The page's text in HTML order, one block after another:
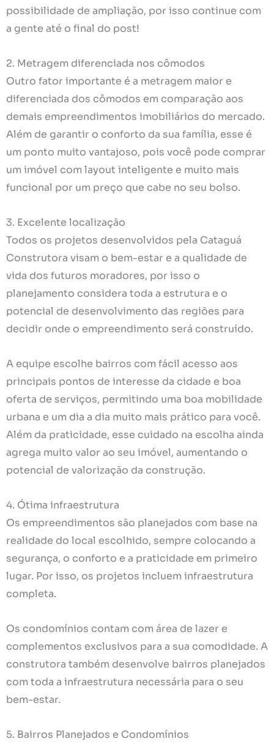
possibilidade de ampliação, por isso continue com
a gente até o final do post!
2. Metragem diferenciada nos cômodos
Outro fator importante é a metragem maior e
diferenciada dos cômodos em comparação aos
demais empreendimentos imobiliários do mercado.
Além de garantir o conforto da sua família, esse é
um ponto muito vantajoso, pois você pode comprar
um imóvel com layout inteligente e muito mais
funcional por um preço que cabe no seu bolso.
3. Excelente localização
Todos os projetos desenvolvidos pela Cataguá
Construtora visam o bem-estar e a qualidade de
vida dos futuros moradores, por isso o
planejamento considera toda a estrutura e o
potencial de desenvolvimento das regiões para
decidir onde o empreendimento será construído.
A equipe escolhe bairros com fácil acesso aos
principais pontos de interesse da cidade e boa
oferta de serviços, permitindo uma boa mobilidade
urbana e um dia a dia muito mais prático para você.
Além da praticidade, esse cuidado na escolha ainda
agrega muito valor ao seu imóvel, aumentando o
potencial de valorização da construção.
4. Ótima infraestrutura
Os empreendimentos são planejados com base na
realidade do local escolhido, sempre colocando a
segurança, o conforto e a praticidade em primeiro
lugar. Por isso, os projetos incluem infraestrutura
completa.
Os condomínios contam com área de lazer e
complementos exclusivos para a sua comodidade. A
construtora também desenvolve bairros planejados
com toda a infraestrutura necessária para o seu
bem-estar.
5. Bairros Planejados e Condomínios